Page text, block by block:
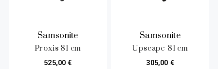
Samsonite
Proxis 81 cm
525,00€
Samsonite
Upscape 81 cm
305,00 €